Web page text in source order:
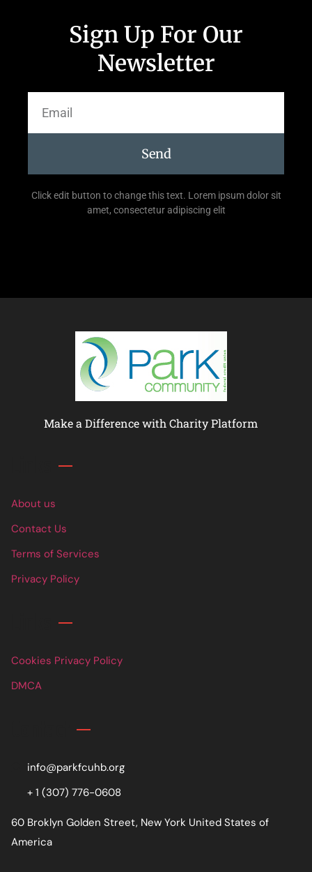
Sign Up For Our
Newsletter
Send
Click edit button to change this text. Lorem ipsum dolor sit
amet, consectetur adipiscing elit
Make a Difference with Charity Platform
About us
Contact Us
Terms of Services
Privacy Policy
Cookies Privacy Policy
DMCA
info@parkfcuhb.org
+ 1 (307) 776-0608
60 Broklyn Golden Street, New York United States of
America